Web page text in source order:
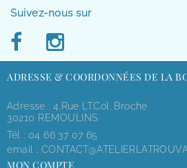
Suivez-nous sur
ADRESSE & COORDONNÉES DE LA
Adresse : 4,rue LT.Col. Broche
30210 REMOULINS
Tél : 04 66 37 07 65
email :
MON COMPTE